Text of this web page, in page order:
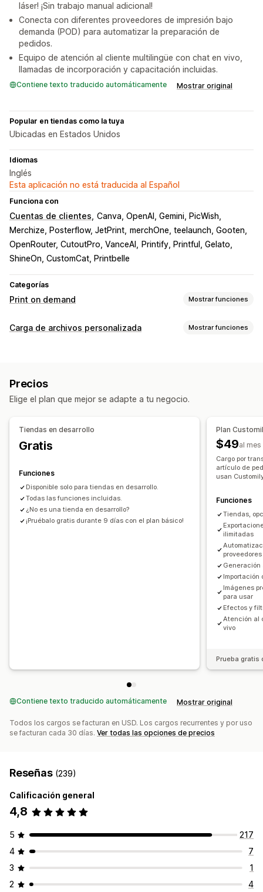
láser! ¡Sin trabajo manual adicional!
Conecta con diferentes proveedores de impresión bajo
demanda (POD) para automatizar la preparación de
pedidos.
Equipo de atención al cliente multilingüe con chat en vivo,
llamadas de incorporación y capacitación incluidas.
Contiene texto traducido automáticamente Mostrar original
Popular en tiendas como la tuya
Ubicadas en Estados Unidos
Idiomas
Inglés
Esta aplicación no está traducida al Español
Funciona con
Cuentas de clientes Canva, OpenAI, Gemini, PicWish
Merchize, Posterflow, JetPrint merchOne, teelaunch, Gooten
OpenRouter, CutoutPro, VanceAI
Printify, Printful, Gelato
ShineOn, CustomCat, Printbelle
Categorías
Print on demand Mostrar funciones
Personalización de productos
Productos
Sombreros
Zapatos
Regalos navideños
Decoración del hogar
Opciones de envío
Envío personalizado
Preparación general
Actualizaciones en tiempo real
Carga de archivos personalizada Mostrar funciones
Campos personalizados
Importar y exportar
Impresión
Precios
Elige el plan que mejor se adapte a tu negocio.
Tiendas en desarrollo
Gratis
Funciones
Disponible solo para tiendas en desarrollo.
Todas las funciones incluidas.
¿No es una tienda en desarrollo?
¡Pruébalo gratis durante 9 días con el plan básico!
Plan
$49al mes
Cargo por
artículo de
usan
Funciones
Tiendas,
ilimitadas
Generación
Importación
Imágenes
para usar
Efectos y
Atención al
vivo
Prueba gratis
Contiene texto traducido automáticamente Mostrar original
Todos los cargos se facturan en USD. Los cargos recurrentes y por uso
se facturan cada 30 días. Ver todas las opciones de precios
Reseñas (239)
Calificación general
4,8
5
217
4
7
3
1
2
4